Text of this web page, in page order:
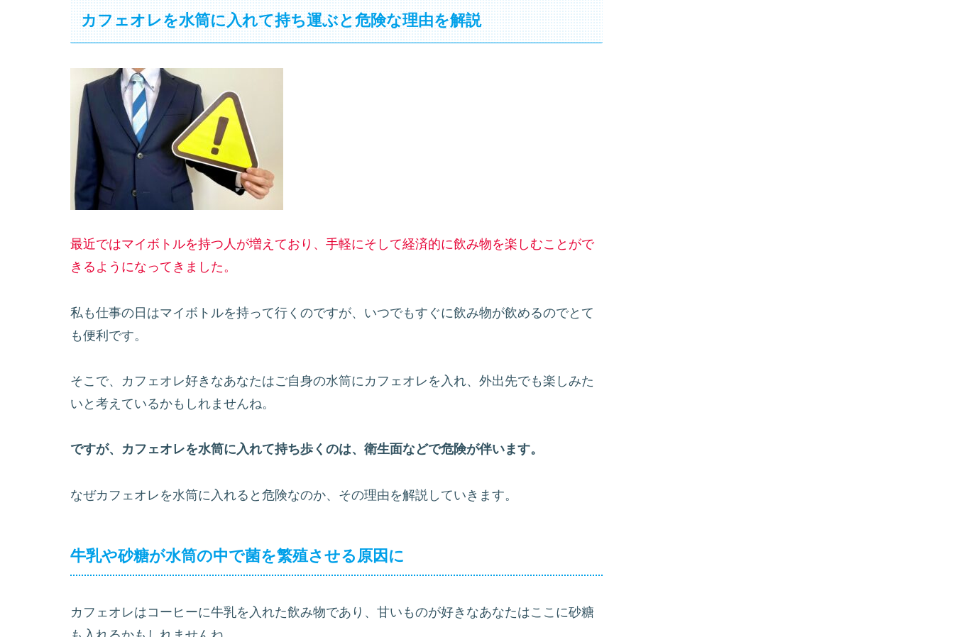
カフェオレを水筒に入れて持ち運ぶと危険な理由を解説
最近ではマイボトルを持つ人が増えており、手軽にそして経済的に飲み物を楽しむことがで
きるようになってきました。
私も仕事の日はマイボトルを持って行くのですが、いつでもすぐに飲み物が飲めるのでとて
も便利です。
そこで、カフェオレ好きなあなたはご自身の水筒にカフェオレを入れ、外出先でも楽しみた
いと考えているかもしれませんね。
ですが、カフェオレを水筒に入れて持ち歩くのは、衛生面などで危険が伴います。
なぜカフェオレを水筒に入れると危険なのか、その理由を解説していきます。
牛乳や砂糖が水筒の中で菌を繁殖させる原因に
カフェオレはコーヒーに牛乳を入れた飲み物であり、甘いものが好きなあなたはここに砂糖